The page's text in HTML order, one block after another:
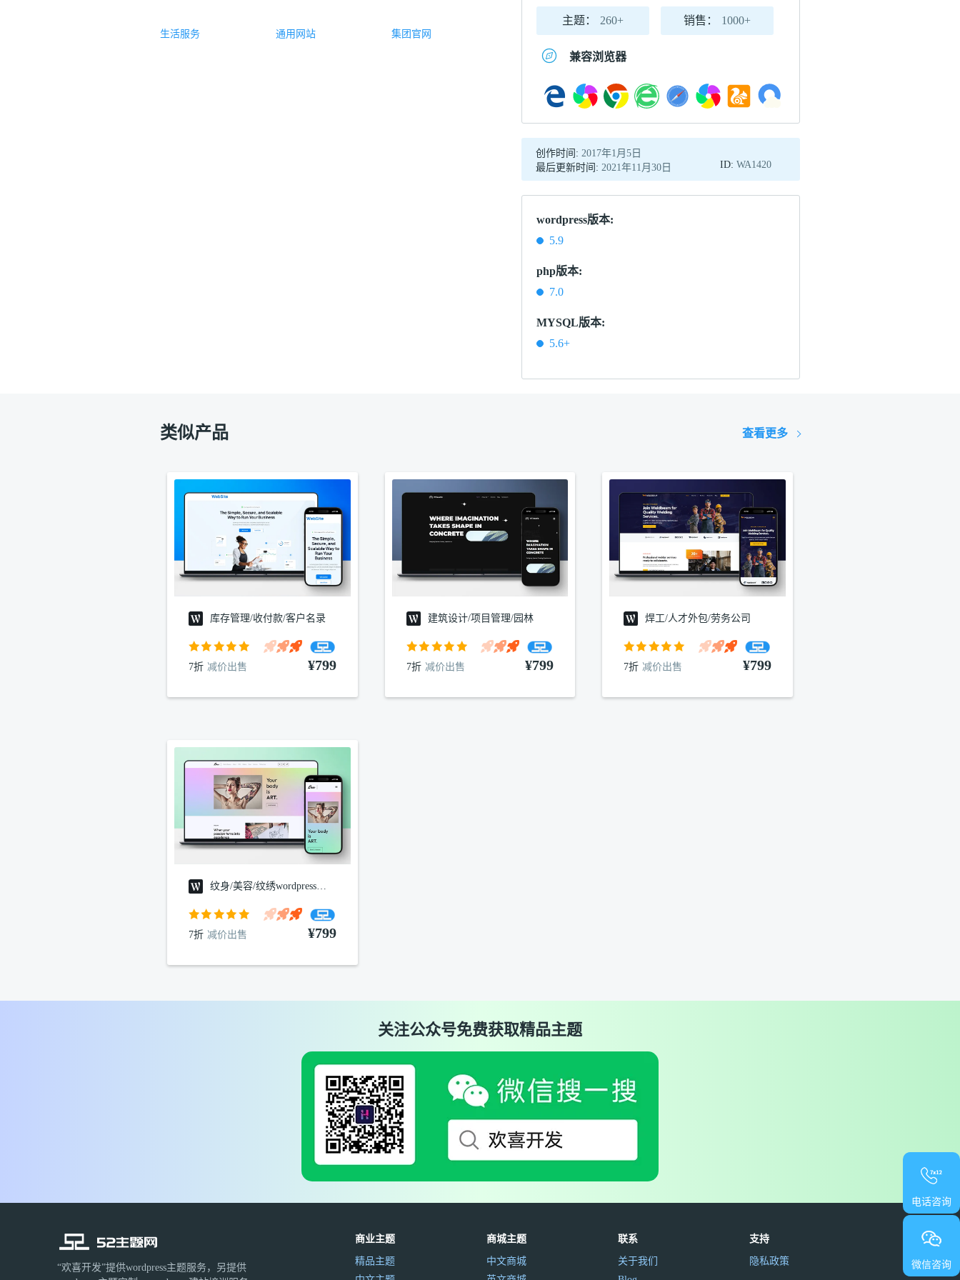
生活服务 通用网站 集团官网
主题： 260+ 销售： 1000+
兼容浏览器
创作时间: 2017年1月5日
最后更新时间: 2021年11月30日 ID: WA1420
wordpress版本:
5.9
php版本:
7.0
MYSQL版本:
5.6+
类似产品 查看更多
库存管理/收付款/客户名录
7折 减价出售 ¥799
建筑设计/项目管理/园林
7折 减价出售 ¥799
焊工/人才外包/劳务公司
7折 减价出售 ¥799
纹身/美容/纹绣wordpress主题
7折 减价出售 ¥799
关注公众号免费获取精品主题
“欢喜开发”提供wordpress主题服务，另提供
商业主题
精品主题
商城主题
中文商城
联系
关于我们
支持
隐私政策
电话咨询
微信咨询